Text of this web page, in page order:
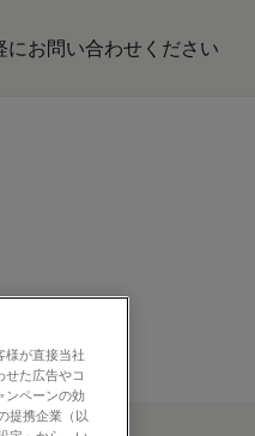
にお問い合わせください
様が直接当社
た広告やコ
ンペーンの効
提携企業（以